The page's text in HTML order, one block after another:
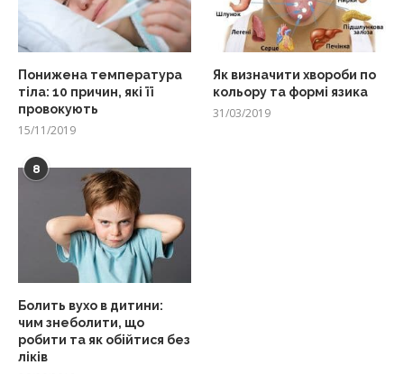
Понижена температура
тіла: 10 причин, які її
провокують
15/11/2019
Як визначити хвороби по
кольору та формі язика
31/03/2019
8
Болить вухо в дитини:
чим знеболити, що
робити та як обійтися без
ліків